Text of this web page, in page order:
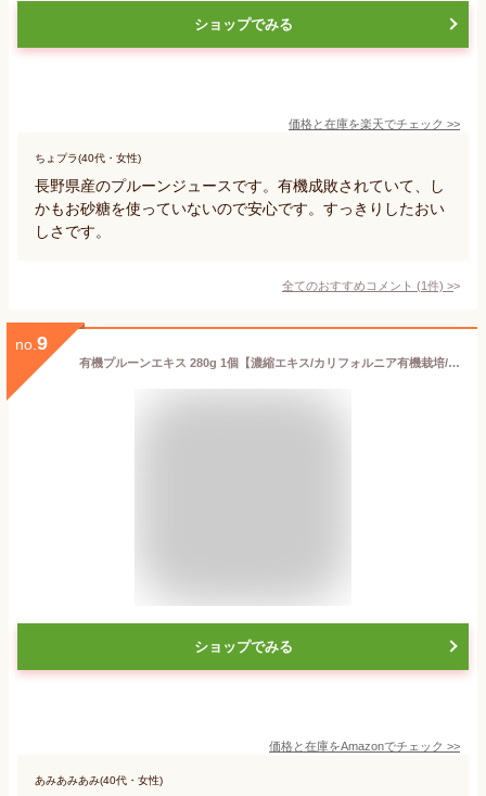
ショップでみる
価格と在庫を楽天でチェック >>
ちょプラ(40代・女性)
長野県産のプルーンジュースです。有機成敗されていて、し
かもお砂糖を使っていないので安心です。すっきりしたおい
しさです。
全てのおすすめコメント (1件) >
no. 9
有機プルーンエキス 280g 1個【濃縮エキス/カリフォルニア有機栽培/プルーン/砂糖・保存料不使用/まろやか甘み/食物繊維/オーガニック/JAS/健康食品/コプリナ】…
ショップでみる
価格と在庫をAmazonでチェック >>
あみあみあみ(40代・女性)